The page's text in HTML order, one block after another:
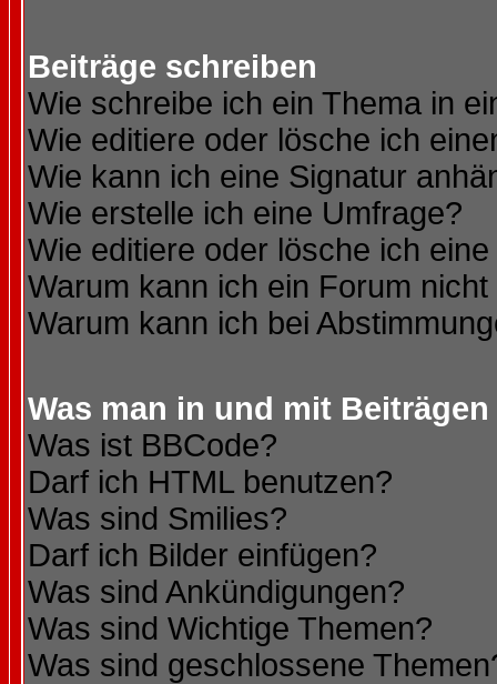
Beiträge schreiben
Wie schreibe ich ein Thema in
Wie editiere oder lösche ich
Wie kann ich eine Signatur
Wie erstelle ich eine Umfrage?
Wie editiere oder lösche ich
Warum kann ich ein Forum
Warum kann ich bei
Was man in und mit
Was ist BBCode?
Darf ich HTML benutzen?
Was sind Smilies?
Darf ich Bilder einfügen?
Was sind Ankündigungen?
Was sind Wichtige Themen?
Was sind geschlossene